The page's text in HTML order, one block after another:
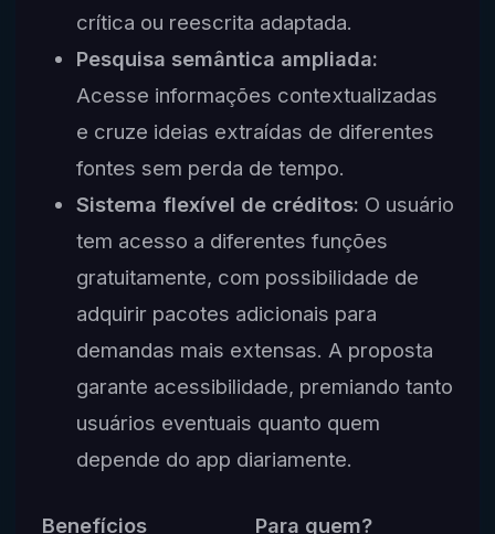
crítica ou reescrita adaptada.
Pesquisa semântica ampliada:
Acesse informações contextualizadas
e cruze ideias extraídas de diferentes
fontes sem perda de tempo.
Sistema flexível de créditos: O usuário
tem acesso a diferentes funções
gratuitamente, com possibilidade de
adquirir pacotes adicionais para
demandas mais extensas. A proposta
garante acessibilidade, premiando tanto
usuários eventuais quanto quem
depende do app diariamente.
Benefícios
Para quem?